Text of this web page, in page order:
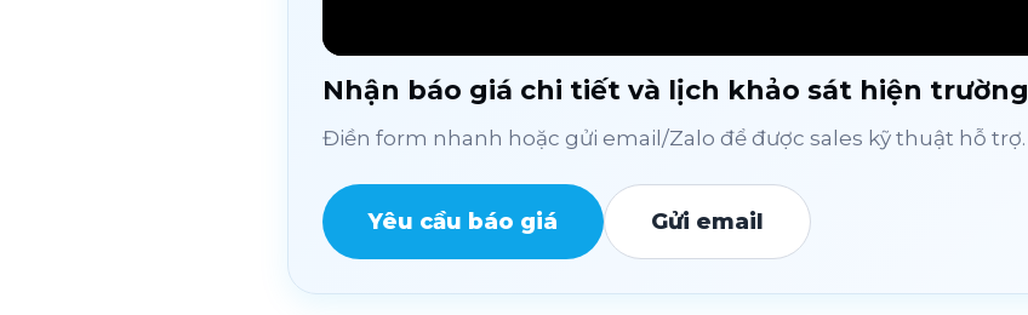
Nhận báo giá chi tiết và lịch khảo sát hiện trường
Điền form nhanh hoặc gửi email/Zalo để được sales kỹ thuật hỗ trợ.
Yêu cầu báo giá Gửi email